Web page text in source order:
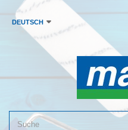
DEUTSCH